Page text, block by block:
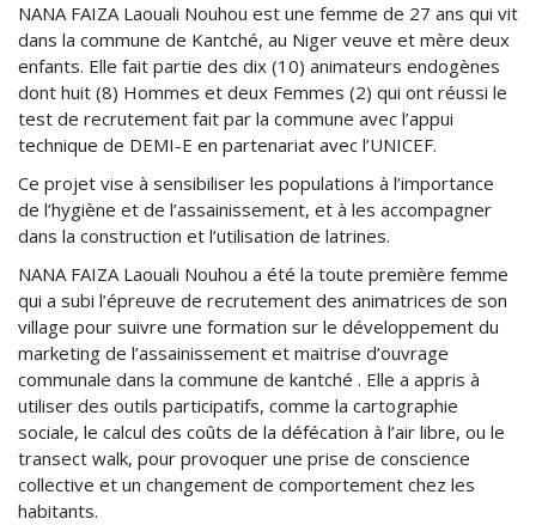
NANA FAIZA Laouali Nouhou est une femme de 27 ans qui vit
dans la commune de Kantché, au Niger veuve et mère deux
enfants. Elle fait partie des dix (10) animateurs endogènes
dont huit (8) Hommes et deux Femmes (2) qui ont réussi le
test de recrutement fait par la commune avec l’appui
technique de DEMI-E en partenariat avec l’UNICEF.
Ce projet vise à sensibiliser les populations à l’importance
de l’hygiène et de l’assainissement, et à les accompagner
dans la construction et l’utilisation de latrines.
NANA FAIZA Laouali Nouhou a été la toute première femme
qui a subi l’épreuve de recrutement des animatrices de son
village pour suivre une formation sur le développement du
marketing de l’assainissement et maitrise d’ouvrage
communale dans la commune de kantché . Elle a appris à
utiliser des outils participatifs, comme la cartographie
sociale, le calcul des coûts de la défécation à l’air libre, ou le
transect walk, pour provoquer une prise de conscience
collective et un changement de comportement chez les
habitants.